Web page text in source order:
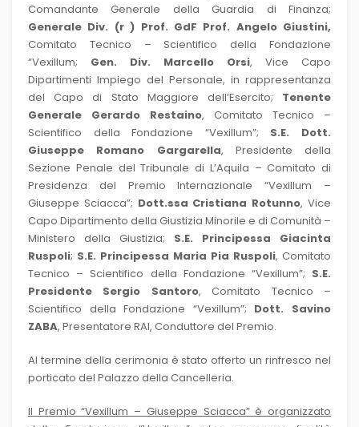
Comandante Generale della Guardia di Finanza;
Generale Div. (r ) Prof. GdF Prof. Angelo Giustini,
Comitato Tecnico – Scientifico della Fondazione
“Vexillum; Gen. Div. Marcello Orsi, Vice Capo
Dipartimenti Impiego del Personale, in rappresentanza
del Capo di Stato Maggiore dell’Esercito; Tenente
Generale Gerardo Restaino,
Comitato Tecnico –
Scientifico della Fondazione “Vexillum”; S.E. Dott.
Giuseppe Romano Gargarella, Presidente della
Sezione Penale del Tribunale di L’Aquila – Comitato di
Presidenza del Premio Internazionale “Vexillum –
Giuseppe Sciacca”; Dott.ssa Cristiana Rotunno, Vice
Capo Dipartimento della Giustizia Minorile e di Comunità –
Ministero della Giustizia; S.E. Principessa Giacinta
Ruspoli; S.E. Principessa Maria Pia Ruspoli, Comitato
Tecnico – Scientifico della Fondazione “Vexillum”; S.E.
Presidente Sergio Santoro, Comitato Tecnico –
Scientifico della Fondazione “Vexillum”; Dott. Savino
ZABA, Presentatore RAI, Conduttore del Premio.
Al termine della cerimonia è stato offerto un rinfresco nel
porticato del Palazzo della Cancelleria.
Il Premio “Vexillum – Giuseppe Sciacca” è organizzato